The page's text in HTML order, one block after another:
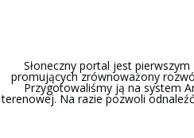
Słoneczny portal jest
promujących zrównoważony
Przygotowaliśmy ją na system
terenowej. Na razie pozwoli